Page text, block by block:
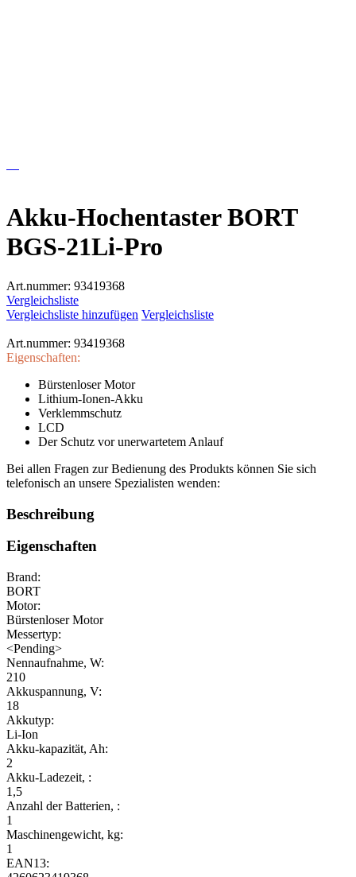
Akku-Hochentaster BORT
BGS-21Li-Pro
Art.nummer: 93419368
Vergleichsliste
Vergleichsliste hinzufügen Vergleichsliste
Art.nummer: 93419368
Eigenschaften:
Bürstenloser Motor
Lithium-Ionen-Akku
Verklemmschutz
LCD
Der Schutz vor unerwartetem Anlauf
Bei allen Fragen zur Bedienung des Produkts können Sie sich
telefonisch an unsere Spezialisten wenden:
Beschreibung
Eigenschaften
Brand:
BORT
Motor:
Bürstenloser Motor
Messertyp:
<Pending>
Nennaufnahme, W:
210
Akkuspannung, V:
18
Akkutyp:
Li-Ion
Akku-kapazität, Ah:
2
Akku-Ladezeit, :
1,5
Anzahl der Batterien, :
1
Maschinengewicht, kg:
1
EAN13: